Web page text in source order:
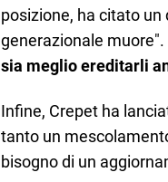
posizione, ha citato
generazionale
sia meglio ereditarli
Infine, Crepet ha
tanto un
bisogno di un